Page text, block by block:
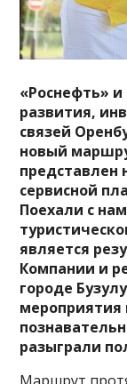
«Роснефть»
развития,
связей
новый
представлен
сервисной
Поехали с
является
Компании и
городе
мероприятия
разыграли